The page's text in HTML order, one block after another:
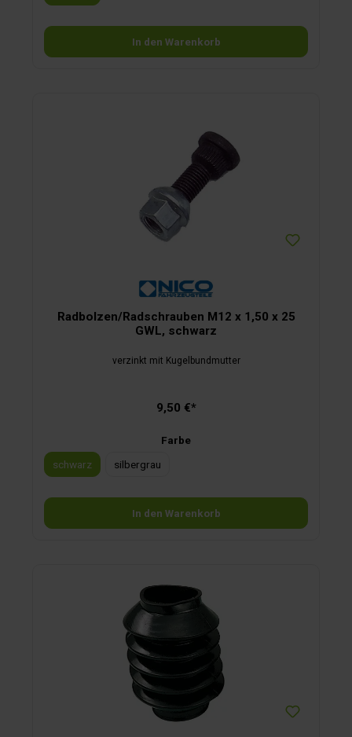
In den Warenkorb
Radbolzen/Radschrauben M12 x 1,50 x 25
GWL, schwarz
verzinkt mit Kugelbundmutter
9,50 €*
Farbe
schwarz
silbergrau
In den Warenkorb